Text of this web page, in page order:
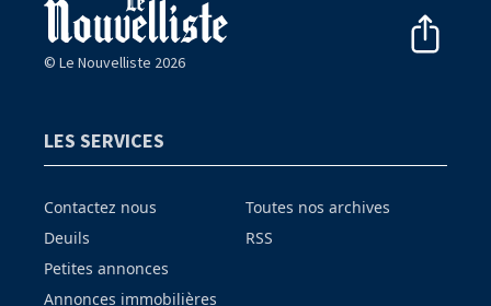
© Le Nouvelliste 2026
LES SERVICES
Contactez nous
Deuils
Petites annonces
Annonces immobilières
Toutes nos archives
RSS